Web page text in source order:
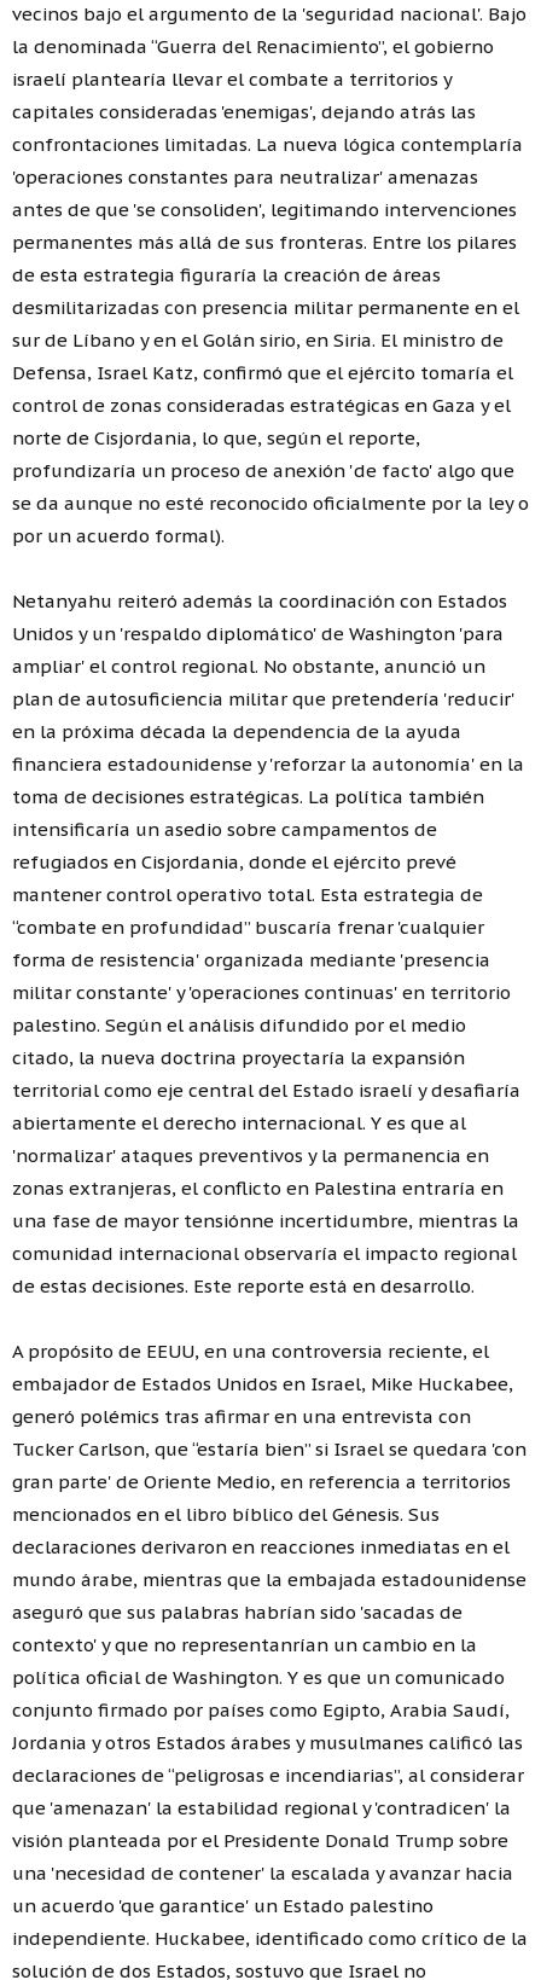
vecinos bajo el argumento de la 'seguridad nacional'. Bajo
la denominada “Guerra del Renacimiento”, el gobierno
israelí plantearía llevar el combate a territorios y
capitales consideradas 'enemigas', dejando atrás las
confrontaciones limitadas. La nueva lógica contemplaría
'operaciones constantes para neutralizar' amenazas
antes de que 'se consoliden', legitimando intervenciones
permanentes más allá de sus fronteras. Entre los pilares
de esta estrategia figuraría la creación de áreas
desmilitarizadas con presencia militar permanente en el
sur de Líbano y en el Golán sirio, en Siria. El ministro de
Defensa, Israel Katz, confirmó que el ejército tomaría el
control de zonas consideradas estratégicas en Gaza y el
norte de Cisjordania, lo que, según el reporte,
profundizaría un proceso de anexión 'de facto' algo que
se da aunque no esté reconocido oficialmente por la ley o
por un acuerdo formal).
Netanyahu reiteró además la coordinación con Estados
Unidos y un 'respaldo diplomático' de Washington 'para
ampliar' el control regional. No obstante, anunció un
plan de autosuficiencia militar que pretendería 'reducir'
en la próxima década la dependencia de la ayuda
financiera estadounidense y 'reforzar la autonomía' en la
toma de decisiones estratégicas. La política también
intensificaría un asedio sobre campamentos de
refugiados en Cisjordania, donde el ejército prevé
mantener control operativo total. Esta estrategia de
“combate en profundidad” buscaría frenar 'cualquier
forma de resistencia' organizada mediante 'presencia
militar constante' y 'operaciones continuas' en territorio
palestino. Según el análisis difundido por el medio
citado, la nueva doctrina proyectaría la expansión
territorial como eje central del Estado israelí y desafiaría
abiertamente el derecho internacional. Y es que al
'normalizar' ataques preventivos y la permanencia en
zonas extranjeras, el conflicto en Palestina entraría en
una fase de mayor tensiónne incertidumbre, mientras la
comunidad internacional observaría el impacto regional
de estas decisiones. Este reporte está en desarrollo.
A propósito de EEUU, en una controversia reciente, el
embajador de Estados Unidos en Israel, Mike Huckabee,
generó polémics tras afirmar en una entrevista con
Tucker Carlson, que “estaría bien” si Israel se quedara 'con
gran parte' de Oriente Medio, en referencia a territorios
mencionados en el libro bíblico del Génesis. Sus
declaraciones derivaron en reacciones inmediatas en el
mundo árabe, mientras que la embajada estadounidense
aseguró que sus palabras habrían sido 'sacadas de
contexto' y que no representanrían un cambio en la
política oficial de Washington. Y es que un comunicado
conjunto firmado por países como Egipto, Arabia Saudí,
Jordania y otros Estados árabes y musulmanes calificó las
declaraciones de “peligrosas e incendiarias”, al considerar
que 'amenazan' la estabilidad regional y 'contradicen' la
visión planteada por el Presidente Donald Trump sobre
una 'necesidad de contener' la escalada y avanzar hacia
un acuerdo 'que garantice' un Estado palestino
independiente. Huckabee, identificado como crítico de la
solución de dos Estados, sostuvo que Israel no